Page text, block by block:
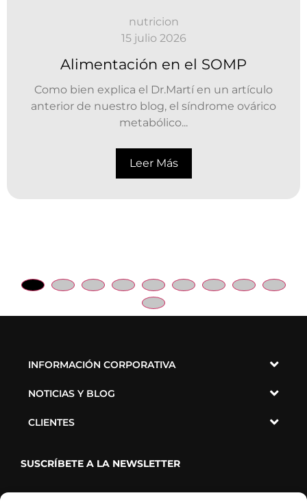
nutricion
15 julio 2026
Alimentación en el SOMP
Como bien explica el Dr.Martí en un artículo
anterior de nuestro blog, el síndrome ovárico
metabólico...
Leer Más
INFORMACIÓN CORPORATIVA
NOTICIAS Y BLOG
CLIENTES
SUSCRÍBETE A LA NEWSLETTER